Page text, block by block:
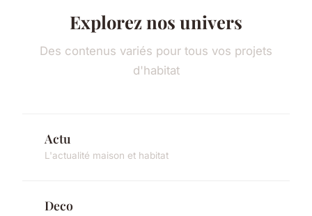
Explorez nos univers
Des contenus variés pour tous vos projets
d'habitat
Actu
L'actualité maison et habitat
Deco